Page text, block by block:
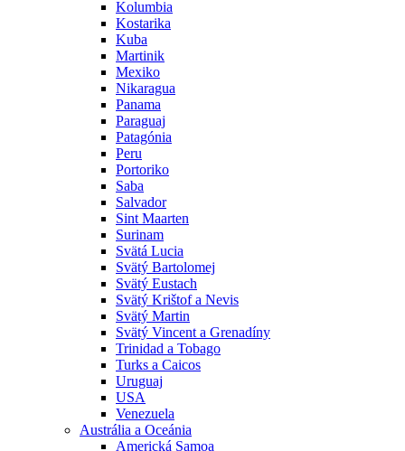
Kolumbia
Kostarika
Kuba
Martinik
Mexiko
Nikaragua
Panama
Paraguaj
Patagónia
Peru
Portoriko
Saba
Salvador
Sint Maarten
Surinam
Svätá Lucia
Svätý Bartolomej
Svätý Eustach
Svätý Krištof a Nevis
Svätý Martin
Svätý Vincent a Grenadíny
Trinidad a Tobago
Turks a Caicos
Uruguaj
USA
Venezuela
Austrália a Oceánia
Americká Samoa